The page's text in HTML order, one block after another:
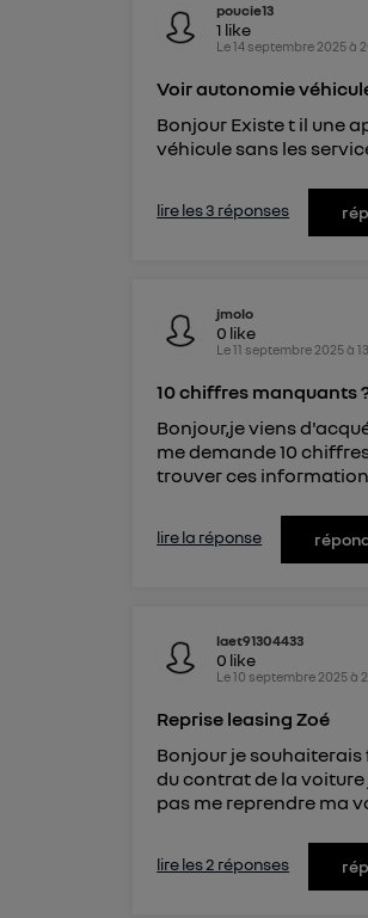
poucie13
1 like
Le14 septembre 2025à
Voir autonomie
Bonjour Existe t il une
véhicule sans les
lire les 3 réponses
jmolo
0 like
Le11 septembre 2025à
10 chiffres manquants
Bonjour,je viens
me demande 10
trouver ces
lire la réponse
laet91304433
0 like
Le10 septembre 2025à
Reprise leasing Zoé
Bonjour je souhaiterais
du contrat de la
pas me reprendre ma
lire les 2 réponses